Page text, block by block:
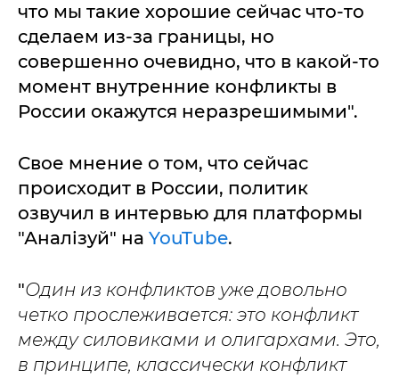
что мы такие хорошие сейчас что-то
сделаем из-за границы, но
совершенно очевидно, что в какой-то
момент внутренние конфликты в
России окажутся неразрешимыми".
Свое мнение о том, что сейчас
происходит в России, политик
озвучил в интервью для платформы
"Аналізуй" на YouTube.
"Один из конфликтов уже довольно
четко прослеживается: это конфликт
между силовиками и олигархами. Это,
в принципе, классически конфликт